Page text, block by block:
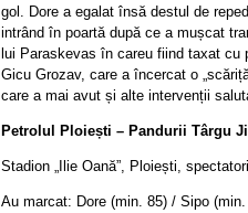
gol. Dore a egalat însă destul de
intrând în poartă după ce a mușcat
lui Paraskevas în careu fiind taxat cu
Gicu Grozav, care a încercat o
care a mai avut și alte intervenții
Petrolul Ploiești – Pandurii Târgu
Stadion „Ilie Oană”, Ploiești,
Au marcat: Dore (min. 85) / Sipo